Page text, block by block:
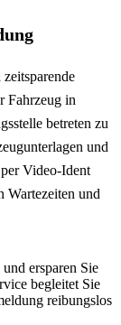
Fahrzeug in
betreten zu
und
Video-Ident
Wartezeiten und
ersparen Sie
begleitet Sie
reibungslos